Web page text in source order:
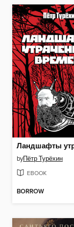
byПётр Турёхин
EBOOK
BORROW